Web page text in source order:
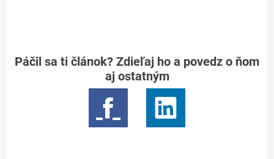
Páčil sa ti článok? Zdieľaj ho a povedz o ňom
aj ostatným